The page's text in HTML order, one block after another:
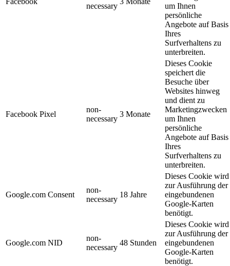
necessary
um Ihnen
persönliche
Angebote auf Basis
Ihres
Surfverhaltens zu
unterbreiten.
Facebook Pixel
non-
necessary
3 Monate
Dieses Cookie
speichert die
Besuche über
Websites hinweg
und dient zu
Marketingzwecken
um Ihnen
persönliche
Angebote auf Basis
Ihres
Surfverhaltens zu
unterbreiten.
Google.com Consent
non-
necessary
18 Jahre
Dieses Cookie wird
zur Ausführung der
eingebundenen
Google-Karten
benötigt.
Google.com NID
non-
necessary
48 Stunden
Dieses Cookie wird
zur Ausführung der
eingebundenen
Google-Karten
benötigt.